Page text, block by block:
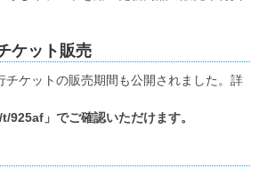
ケット販売
チケットの販売期間も公開されました。詳
」でご確認いただけます。